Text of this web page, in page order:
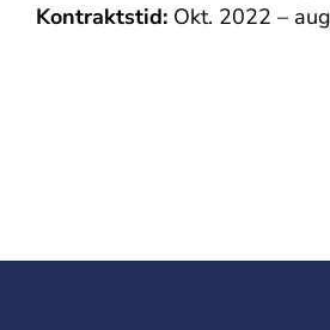
Kontraktstid:Okt. 2022 –